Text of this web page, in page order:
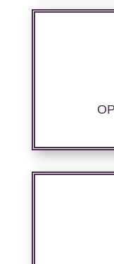
Notre
les
Nous